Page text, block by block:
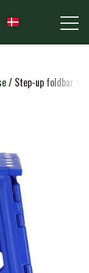
Step-up foldbar